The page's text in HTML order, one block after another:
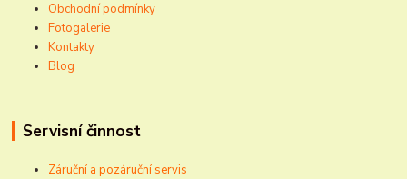
Obchodní podmínky
Fotogalerie
Kontakty
Blog
Servisní činnost
Záruční a pozáruční servis